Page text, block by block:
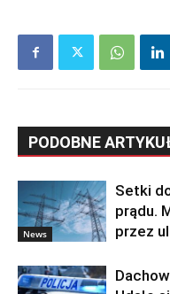
PODOBNE
News
Setki
prądu.
przez